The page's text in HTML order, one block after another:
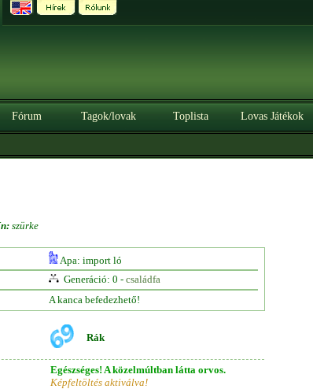
Fórum Tagok/lovak Toplista Lovas Játékok
szürke
Apa: import ló
Generáció: 0 - családfa
A kanca befedezhető!
Rák
Egészséges! A közelmúltban látta orvos.
Képfeltöltés aktiválva!